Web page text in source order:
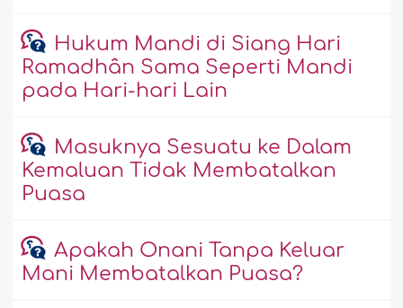
Hukum Mandi di Siang Hari
Ramadhân Sama Seperti Mandi
pada Hari-hari Lain
Masuknya Sesuatu ke Dalam
Kemaluan Tidak Membatalkan
Puasa
Apakah Onani Tanpa Keluar
Mani Membatalkan Puasa?